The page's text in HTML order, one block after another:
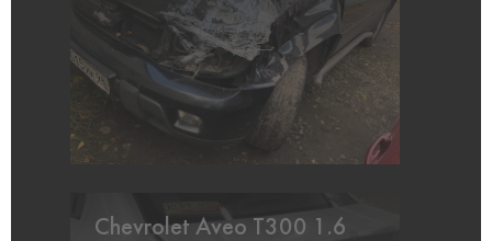
Chevrolet Aveo T300 1.6